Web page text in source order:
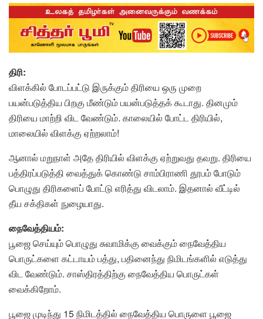
திரி:
விளக்கில் போடப்பட்டு இருக்கும் திரியை ஒரு முறை
பயன்படுத்திய பிறகு மீண்டும் பயன்படுத்தக் கூடாது. தினமும்
திரியை மாற்றி விட வேண்டும். காலையில் போட்ட திரியில்,
மாலையில் விளக்கு ஏற்றலாம்!
ஆனால் மறுநாள் அதே திரியில் விளக்கு ஏற்றுவது தவறு. திரியை
பத்திரப்படுத்தி வைத்துக் கொண்டு சாம்பிராணி தூபம் போடும்
பொழுது திரிகளைப் போட்டு எரித்து விடலாம். இதனால் வீட்டில்
தீய சக்திகள் நுழையாது.
நைவேத்தியம்:
பூஜை செய்யும் பொழுது சுவாமிக்கு வைக்கும் நைவேத்திய
பொருட்களை கட்டாயம் பத்து, பதினைந்து நிமிடங்களில் எடுத்து
விட வேண்டும். சாஸ்திரத்திற்கு நைவேத்திய பொருட்கள்
வைக்கிறோம்.
பூஜை முடிந்து 15 நிமிடத்தில் நைவேத்திய பொருளை பூஜை